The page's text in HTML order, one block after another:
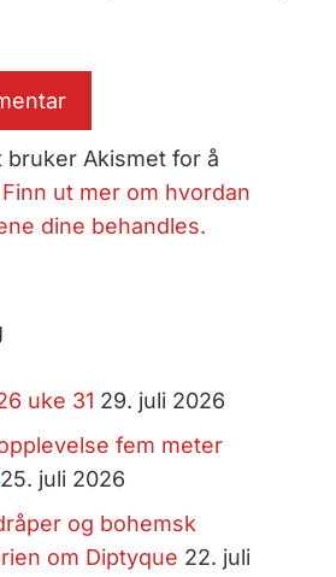
Akismet for å
Finn ut mer om hvordan
dine behandles.
uke 31 29. juli 2026
fem meter
25. juli 2026
og bohemsk
om Diptyque 22. juli